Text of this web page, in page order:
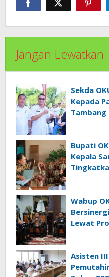
Jangan Lewatkan
Sekda
Kepada
Tambang
Bupati
Kepala
Wabup
Lewat
Asisten